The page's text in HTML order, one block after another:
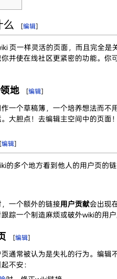
么 [编辑]
页一样灵活的页面，而且完全
并使在线社区更紧密的功能。
地 [编辑]
一个草稿簿，一个培养想法而不
大胆点！去编辑主空间中的页面
[编辑]
的多个地方看到他人的用户页的链
一个额外的链接用户贡献会出现
踪一个制造麻烦或破外wiki的用户
[编辑]
通常被认为是失礼的行为。编
不安：